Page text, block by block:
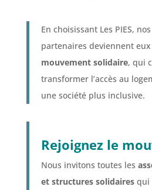
En choisissant Les PIES,
partenaires deviennent eux
mouvement solidaire, qui
transformer l’accès au
une société plus inclusive.
Rejoignez le
Nous invitons toutes les
et structures solidairesqui